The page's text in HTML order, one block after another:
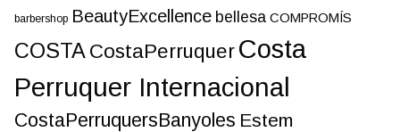
barbershop BeautyExcellence bellesa COMPROMÍS
COSTA CostaPerruquer Costa
Perruquer Internacional
CostaPerruquersBanyoles Estem